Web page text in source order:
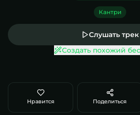
Кантри
Слушать трек
Создать похожий
Нравится Поделиться